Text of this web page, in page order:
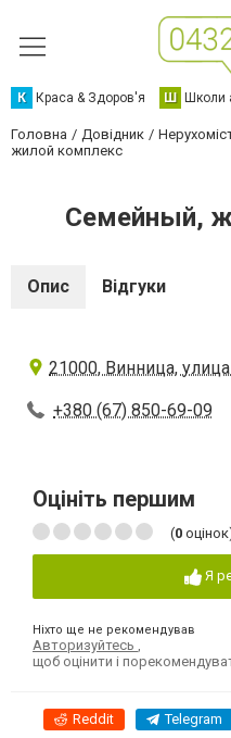
К Краса & Здоров'я Ш Школи
Головна Довідник
жилой комплекс
Семейный,
Опис Відгуки
21000, Винница,
+380 (67) 850-69-09
Оцініть першим
(0
Я
Ніхто ще не рекомендував
Авторизуйтесь
щоб оцінити і
Reddit Telegram